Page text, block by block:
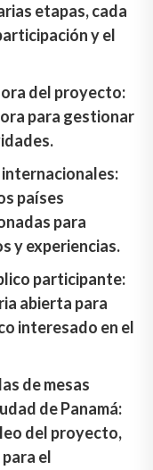
etapas, cada
y el
del proyecto:
para gestionar
países
para
y experiencias.
participante:
abierta para
interesado en el
de mesas
de Panamá:
del proyecto,
el